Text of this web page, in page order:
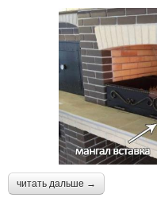
читать дальше →